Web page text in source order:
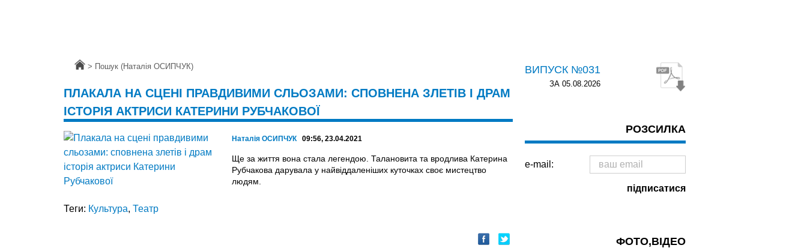
Головна
> Пошук (Наталія ОСИПЧУК)
ПЛАКАЛА НА СЦЕНІ ПРАВДИВИМИ СЛЬОЗАМИ: СПОВНЕНА ЗЛЕТІВ І ДРАМ
ІСТОРІЯ АКТРИСИ КАТЕРИНИ РУБЧАКОВОЇ
Наталія ОСИПЧУК 09:56, 23.04.2021
Ще за життя вона стала легендою. Талановита та вродлива Катерина
Рубчакова дарувала у найвіддаленіших куточках своє мистецтво
людям.
Теги: Культура, Театр
ВИПУСК №031
ЗА 05.08.2026
РОЗСИЛКА
e-mail:
ФОТО,ВІДЕО